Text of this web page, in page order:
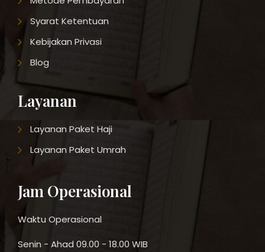
Syarat Ketentuan
Kebijakan Privasi
Blog
Layanan
Layanan Paket Haji
Layanan Paket Umrah
Jam Operasional
Waktu Operasional
Senin - Ahad 09.00 - 18.00 WIB